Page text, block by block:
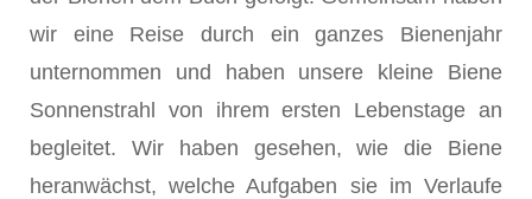
wir eine Reise durch ein ganzes Bienenjahr
unternommen und haben unsere kleine Biene
Sonnenstrahl von ihrem ersten Lebenstage an
begleitet. Wir haben gesehen, wie die Biene
heranwächst, welche Aufgaben sie im Verlaufe